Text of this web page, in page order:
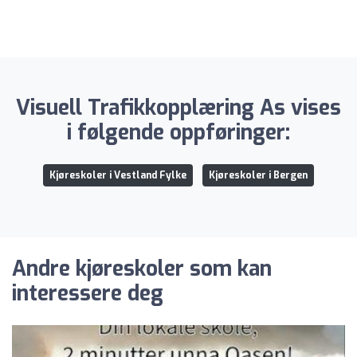
Visuell Trafikkopplæring As vises
i følgende oppføringer:
Kjøreskoler i Vestland Fylke Kjøreskoler i Bergen
Andre kjøreskoler som kan
interessere deg